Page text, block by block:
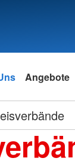
Angebote